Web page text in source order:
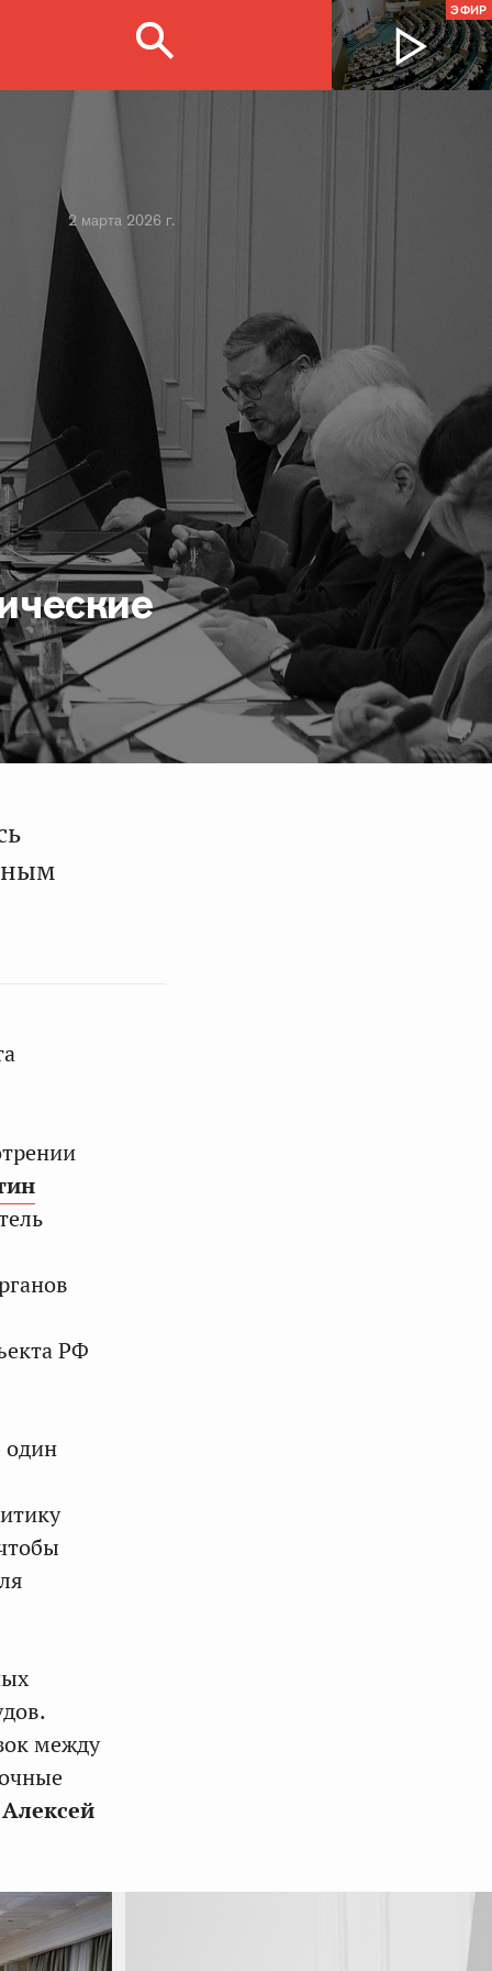
ЭФИР
2 марта 2026 г.
РФ
один
между
Алексей